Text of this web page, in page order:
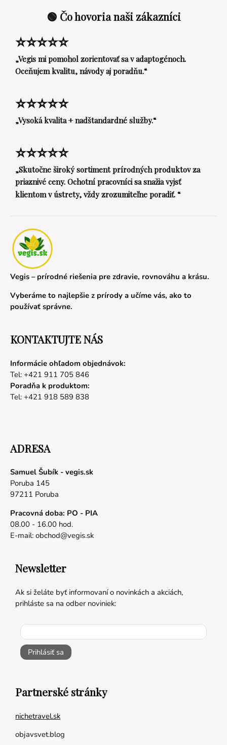
🟢 Čo hovoria naši zákazníci
⭐⭐⭐⭐⭐
„Vegis mi pomohol zorientovať sa v adaptogénoch.
Oceňujem kvalitu, návody aj poradňu.“
⭐⭐⭐⭐⭐
„Vysoká kvalita + nadštandardné služby.“
⭐⭐⭐⭐⭐
„Skutočne široký sortiment prírodných produktov za
priaznivé ceny. Ochotní pracovníci sa snažia vyjsť
klientom v ústrety, vždy zrozumiteľne poradiť. “
Vegis – prírodné riešenia pre zdravie, rovnováhu a krásu.
Vyberáme to najlepšie z prírody a učíme vás, ako to
používať správne.
KONTAKTUJTE NÁS
Informácie ohľadom objednávok:
Tel: +421 911 705 846
Poradňa k produktom:
Tel: +421 918 589 838
ADRESA
Samuel Šubík - vegis.sk
Poruba 145
97211 Poruba
Pracovná doba: PO - PIA
08.00 - 16.00 hod.
E-mail: obchod@vegis.sk
Newsletter
Ak si želáte byť informovaní o novinkách a akciách,
prihláste sa na odber noviniek:
Prihlásiť sa
Partnerské stránky
nichetravel.sk
objavsvet.blog